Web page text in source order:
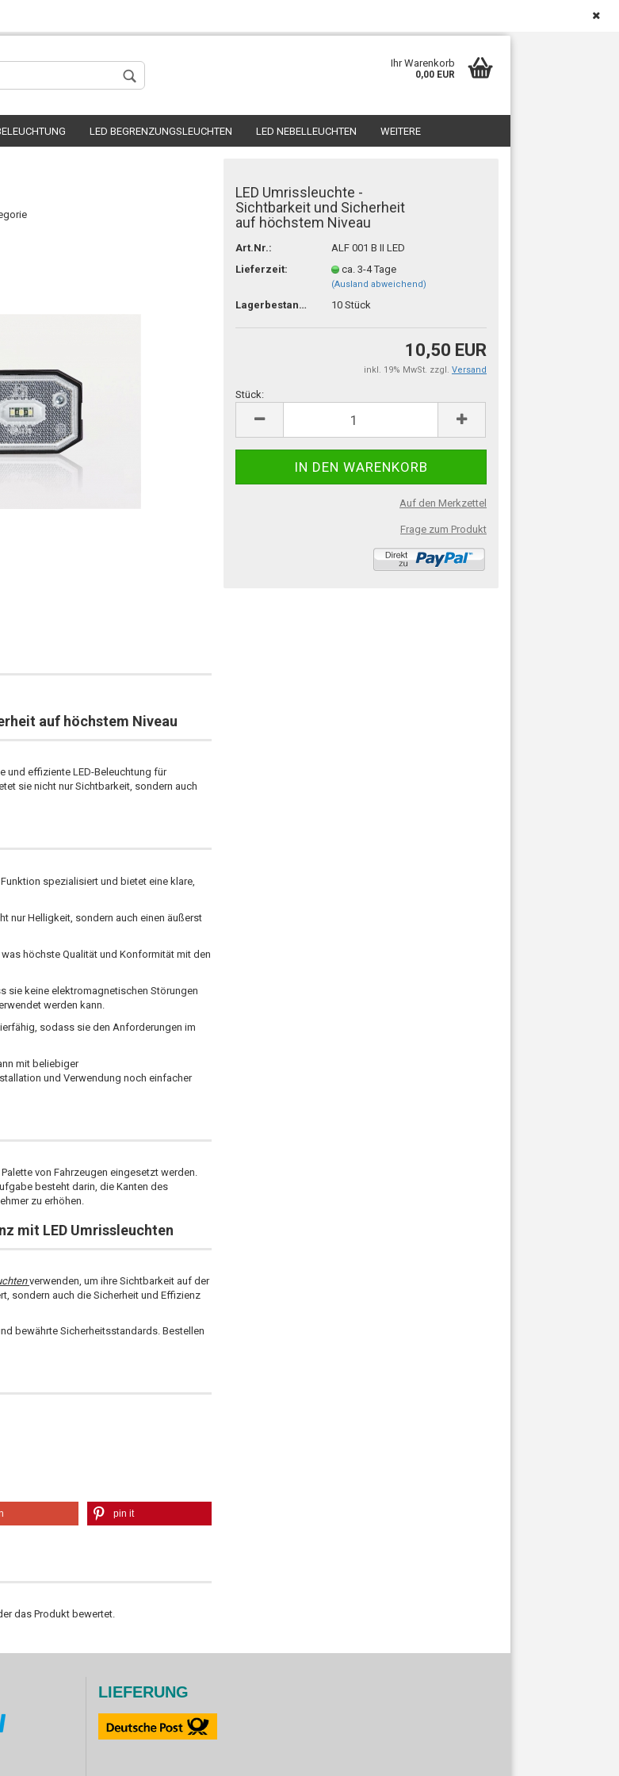
Wohnort
Konto erstellen
Passwort vergessen?
Ihr Warenkorb
0,00 EUR
LED BEGRENZUNGSLEUCHTEN LED NEBELLEUCHTEN WEITERE
LED Umrissleuchte -
Sichtbarkeit und Sicherheit
auf höchstem Niveau
Art.Nr.:
ALF 001 B II LED
Lieferzeit:
ca. 3-4 Tage
(Ausland abweichend)
Lagerbestand: 10 Stück
10,50 EUR
inkl. 19% MwSt. zzgl. Versand
Stück:
Stück
Auf den Merkzettel
Frage zum Produkt
auf höchstem Niveau
und effiziente LED-Beleuchtung für
sie nicht nur Sichtbarkeit, sondern auch
spezialisiert und bietet eine klare,
nur Helligkeit, sondern auch einen äußerst
höchste Qualität und Konformität mit den
sie keine elektromagnetischen Störungen
werden kann.
sodass sie den Anforderungen im
mit beliebiger
und Verwendung noch einfacher
von Fahrzeugen eingesetzt werden.
besteht darin, die Kanten des
zu erhöhen.
mit LED Umrissleuchten
verwenden, um ihre Sichtbarkeit auf der
sondern auch die Sicherheit und Effizienz
bewährte Sicherheitsstandards. Bestellen
pin it
das Produkt bewertet.
LIEFERUNG